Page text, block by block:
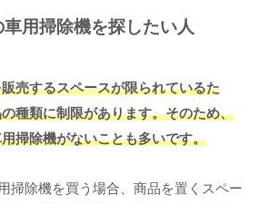
用掃除機を探したい人
売するスペースが限られているた
種類に制限があります。そのため、
掃除機がないことも多いです。
掃除機を買う場合、商品を置くスペー